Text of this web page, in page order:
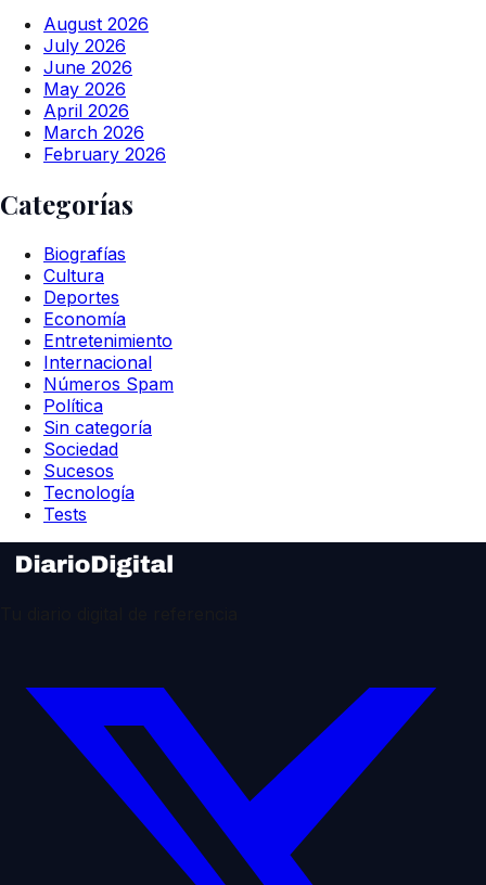
August 2026
July 2026
June 2026
May 2026
April 2026
March 2026
February 2026
Categorías
Biografías
Cultura
Deportes
Economía
Entretenimiento
Internacional
Números Spam
Política
Sin categoría
Sociedad
Sucesos
Tecnología
Tests